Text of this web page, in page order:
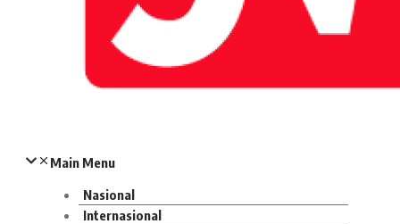
Main Menu
Nasional
Internasional